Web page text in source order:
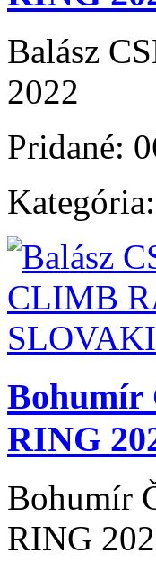
Balász
2022
Pridané:
Kategória:
RING
Bohumír
RING